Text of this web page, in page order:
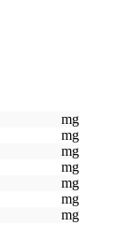
mg
mg
mg
mg
mg
mg
mg